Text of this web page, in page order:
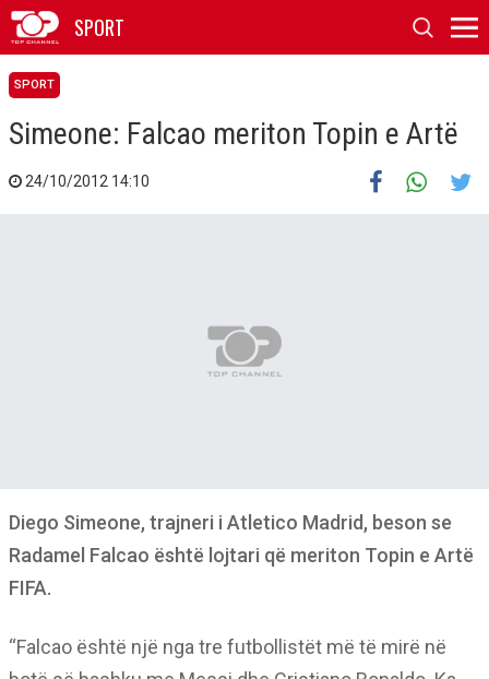
SPORT
SPORT
Simeone: Falcao meriton Topin e Artë
24/10/2012 14:10
Diego Simeone, trajneri i Atletico Madrid, beson se
Radamel Falcao është lojtari që meriton Topin e Artë
FIFA.
“Falcao është një nga tre futbollistët më të mirë në